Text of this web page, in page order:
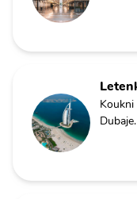
Dubaje.